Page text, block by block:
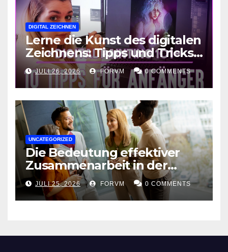
DIGITAL ZEICHNEN
Lerne die Kunst des digitalen
Zeichnens: Tipps und Tricks
für kreative Ausdruckskunst
JULI 26, 2026 FORVM 0 COMMENTS
UNCATEGORIZED
Die Bedeutung effektiver
Zusammenarbeit in der
Arbeitswelt
JULI 25, 2026 FORVM 0 COMMENTS